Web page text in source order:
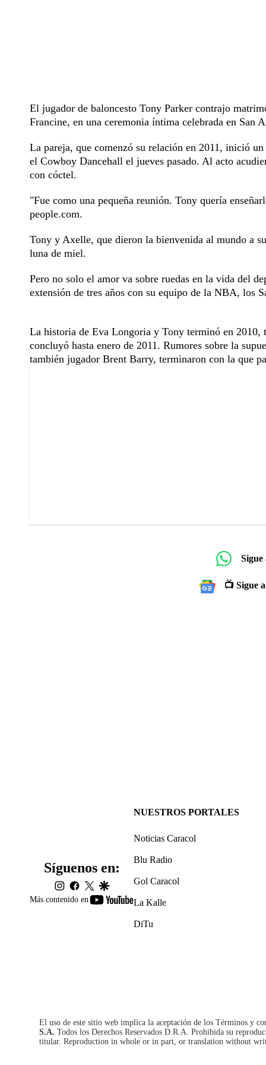
El jugador de baloncesto Tony Parker contrajo
Francine, en una ceremonia íntima celebrada en San
La pareja, que comenzó su relación en 2011, inició
el Cowboy Dancehall el jueves pasado. Al acto
con cóctel.
"Fue como una pequeña reunión. Tony quería
people.com.
Tony y Axelle, que dieron la bienvenida al mundo a
luna de miel.
Pero no solo el amor va sobre ruedas en la vida del
extensión de tres años con su equipo de la NBA, los
La historia de Eva Longoria y Tony terminó en 2010,
concluyó hasta enero de 2011. Rumores sobre la
también jugador Brent Barry, terminaron con la que
📺 Sigue
Más contenido en
youtube-
Síguenos en:
instagram
facebook
twittergoogle
NUESTROS PORTALES
Noticias Caracol
Blu Radio
Gol Caracol
La Kalle
DiTu
El uso de este sitio web implica la aceptación de los Términos y
S.A. Todos los Derechos Reservados D.R.A. Prohibida su
titular. Reproduction in whole or in part, or translation without